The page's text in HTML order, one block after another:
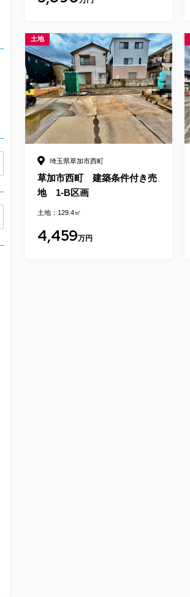
土地
埼玉県草加市西町
草加市西町 建築条件付き売
地 1-B区画
土地：129.4㎡
4,459万円